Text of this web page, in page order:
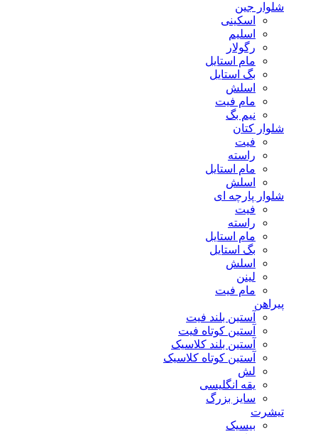
شلوار جین
اسکینی
اسلیم
رگولار
مام استایل
بگ استایل
اسلش
مام فیت
نیم بگ
شلوار کتان
فیت
راسته
مام استایل
اسلش
شلوار پارچه ای
فیت
راسته
مام استایل
بگ استایل
اسلش
لینن
مام فیت
پیراهن
آستین بلند فیت
آستین کوتاه فیت
آستین بلند کلاسیک
آستین کوتاه کلاسیک
لش
یقه انگلیسی
سایز بزرگ
تیشرت
بیسیک